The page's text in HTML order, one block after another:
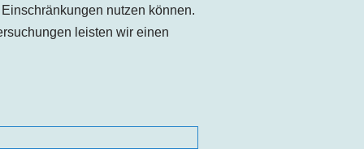
nutzen können.
leisten wir einen